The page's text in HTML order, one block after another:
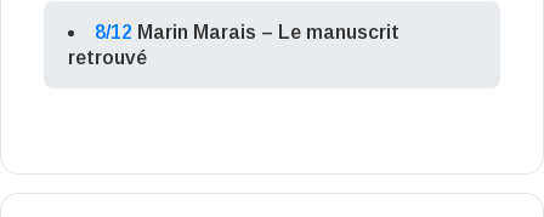
8/12 Marin Marais – Le manuscrit
retrouvé